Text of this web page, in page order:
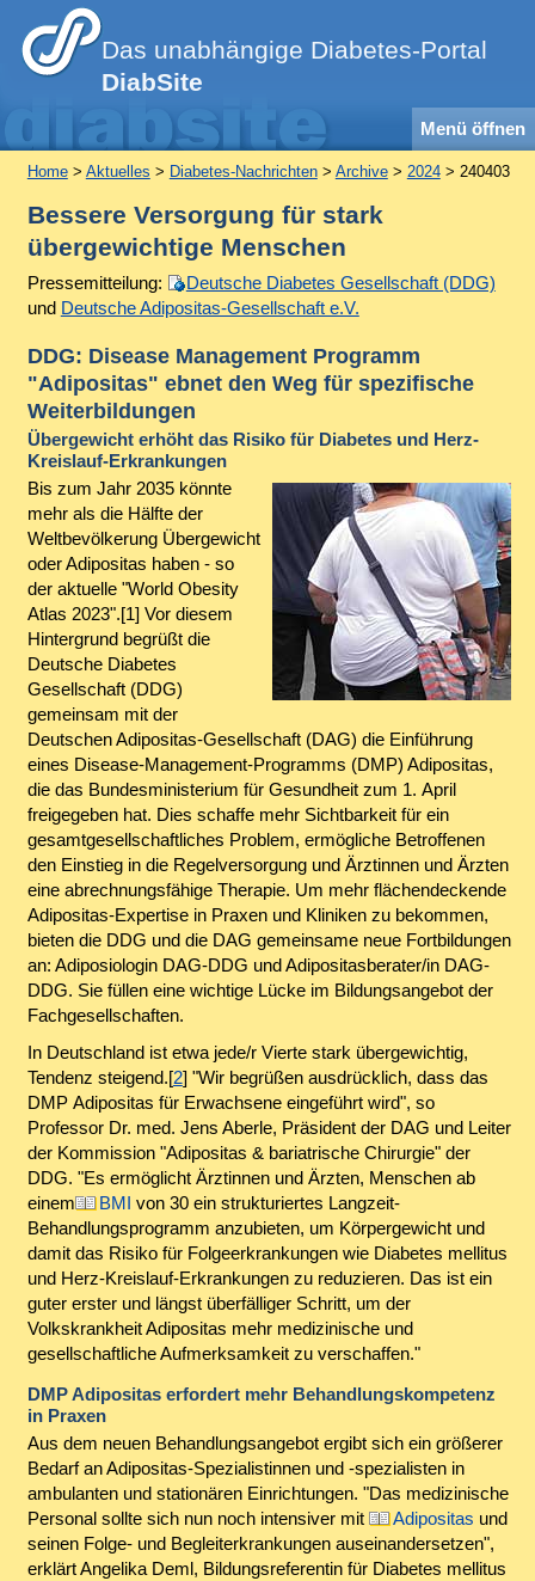
Das unabhängige Diabetes-Portal
DiabSite
Menü öffnen
Home> Aktuelles > Diabetes-Nachrichten> Archive> 2024> 240403
Bessere Versorgung für stark
übergewichtige Menschen
Pressemitteilung:
Deutsche Diabetes Gesellschaft (DDG)
und Deutsche Adipositas-Gesellschaft e.V.
DDG: Disease Management Programm
"Adipositas" ebnet den Weg für spezifische
Weiterbildungen
Übergewicht erhöht das Risiko für Diabetes und Herz-
Kreislauf-Erkrankungen
Bis zum Jahr 2035 könnte
mehr als die Hälfte der
Weltbevölkerung Übergewicht
oder Adipositas haben - so
der aktuelle "World Obesity
Atlas 2023".[1] Vor diesem
Hintergrund begrüßt die
Deutsche Diabetes
Gesellschaft (DDG)
gemeinsam mit der
Deutschen Adipositas-Gesellschaft (DAG) die Einführung
eines Disease-Management-Programms (DMP) Adipositas,
die das Bundesministerium für Gesundheit zum 1. April
freigegeben hat. Dies schaffe mehr Sichtbarkeit für ein
gesamtgesellschaftliches Problem, ermögliche Betroffenen
den Einstieg in die Regelversorgung und Ärztinnen und Ärzten
eine abrechnungsfähige Therapie. Um mehr flächendeckende
Adipositas-Expertise in Praxen und Kliniken zu bekommen,
bieten die DDG und die DAG gemeinsame neue Fortbildungen
an: Adiposiologin DAG-DDG und Adipositasberater/in DAG-
DDG. Sie füllen eine wichtige Lücke im Bildungsangebot der
Fachgesellschaften.
In Deutschland ist etwa jede/r Vierte stark übergewichtig,
Tendenz steigend.[2] "Wir begrüßen ausdrücklich, dass das
DMP Adipositas für Erwachsene eingeführt wird", so
Professor Dr. med. Jens Aberle, Präsident der DAG und Leiter
der Kommission "Adipositas & bariatrische Chirurgie" der
DDG. "Es ermöglicht Ärztinnen und Ärzten, Menschen ab
einem
BMI von 30 ein strukturiertes Langzeit-
Behandlungsprogramm anzubieten, um Körpergewicht und
damit das Risiko für Folgeerkrankungen wie Diabetes mellitus
und Herz-Kreislauf-Erkrankungen zu reduzieren. Das ist ein
guter erster und längst überfälliger Schritt, um der
Volkskrankheit Adipositas mehr medizinische und
gesellschaftliche Aufmerksamkeit zu verschaffen."
DMP Adipositas erfordert mehr Behandlungskompetenz
in Praxen
Aus dem neuen Behandlungsangebot ergibt sich ein größerer
Bedarf an Adipositas-Spezialistinnen und -spezialisten in
ambulanten und stationären Einrichtungen. "Das medizinische
Personal sollte sich nun noch intensiver mit
Adipositas und
seinen Folge- und Begleiterkrankungen auseinandersetzen",
erklärt Angelika Deml, Bildungsreferentin für Diabetes mellitus